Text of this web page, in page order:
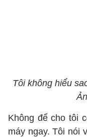
Tôi không hiểu
Không để cho tôi
máy ngay. Tôi nói